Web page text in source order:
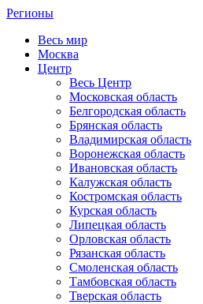
Регионы
Весь мир
Москва
Центр
Весь Центр
Московская область
Белгородская область
Брянская область
Владимирская область
Воронежская область
Ивановская область
Калужская область
Костромская область
Курская область
Липецкая область
Орловская область
Рязанская область
Смоленская область
Тамбовская область
Тверская область